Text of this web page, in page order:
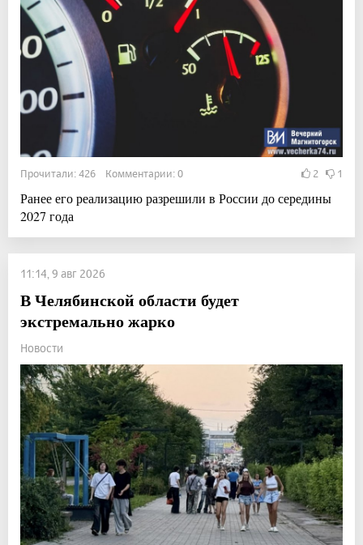
Прочитали: 426 Комментарии: 0 2 1
Ранее его реализацию разрешили в России до середины
2027 года
11:14, 9 авг 2026
В Челябинской области будет
экстремально жарко
Новости